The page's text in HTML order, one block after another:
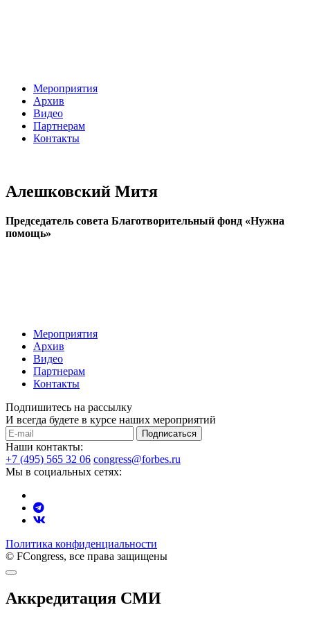
Мероприятия
Архив
Видео
Партнерам
Контакты
Алешковский Митя
Председатель совета Благотворительный фонд «Нужна
помощь»
Мероприятия
Архив
Видео
Партнерам
Контакты
Подпишитесь на рассылку
И всегда будете в курсе наших мероприятий
Подписаться
Наши контакты:
+7 (495) 565 32 06 congress@forbes.ru
Мы в социальных сетях:
Политика конфиденциальности
© FCongress, все права защищены
Аккредитация СМИ